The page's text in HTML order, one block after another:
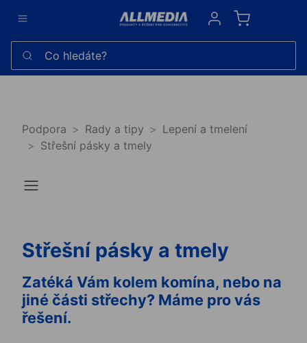
Sign in
Co hledáte?
Podpora Rady a tipy
Lepení a tmelení
Střešní pásky a tmely
Střešní pásky a tmely
Zatéká Vám kolem komína, nebo na
jiné části střechy? Máme pro vás
řešení.